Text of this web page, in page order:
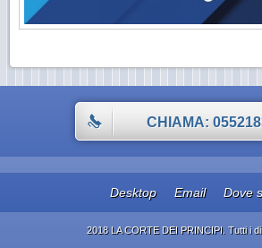
CHIAMA:
Desktop Email Dove
2018 LA CORTE DEI PRINCIPI. Tutti i